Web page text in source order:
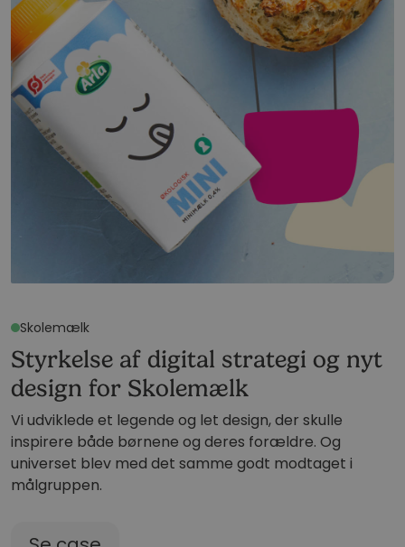
Skolemælk
Styrkelse af digital strategi og nyt
design for Skolemælk
Vi udviklede et legende og let design, der skulle
inspirere både børnene og deres forældre. Og
universet blev med det samme godt modtaget i
målgruppen.